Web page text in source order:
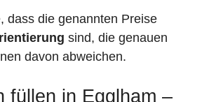
dass die genannten Preise
sind, die genauen
davon abweichen.
füllen in Egglham –